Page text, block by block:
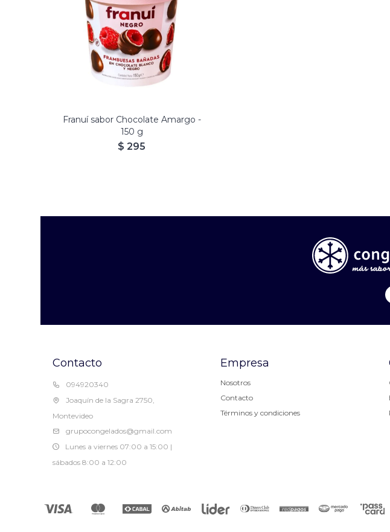
Franuí sabor Chocolate Amargo -
150 g
$ 295
Contacto
094920340
Joaquín de la Sagra 2750,
Montevideo
grupocongelados@gmail.com
Lunes a viernes 07:00 a 15:00 |
sábados 8:00 a 12:00
Empresa
Nosotros
Contacto
Términos y condiciones